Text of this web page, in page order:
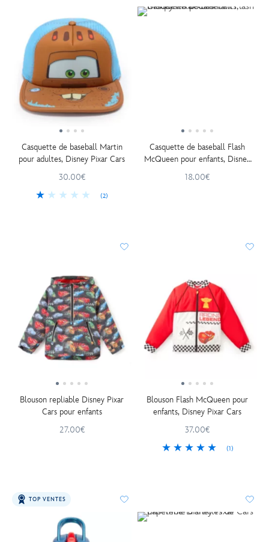
Casquette de baseball Martin
pour adultes, Disney Pixar Cars
30.00€
(2)
Casquette de baseball Flash
McQueen pour enfants, Disney
18.00€
Blouson repliable Disney Pixar
Cars pour enfants
27.00€
Blouson Flash McQueen pour
enfants, Disney Pixar Cars
37.00€
(1)
TOP VENTES